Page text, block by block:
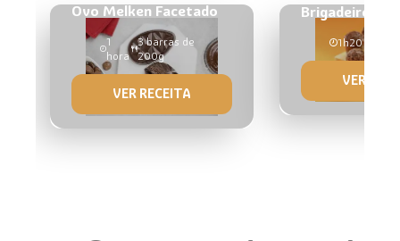
Ovo Melken Facetado
1
hora
3 barras de
200g
VER RECEITA
Brigadeiro no
1h20
VER